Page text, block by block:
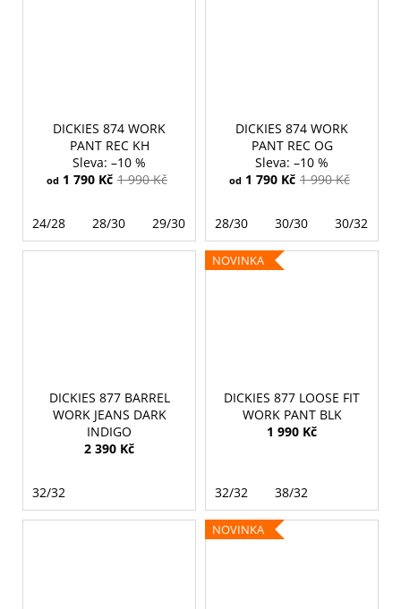
DICKIES 874 WORK
PANT REC KH
–10 %
od 1 790 Kč 1 990 Kč
24/28 28/30 29/30 30/30 30/32 31/32
DICKIES 874 WORK
PANT REC OG
–10 %
od 1 790 Kč 1 990 Kč
28/30 30/30 30/32
DICKIES 877 BARREL
WORK JEANS DARK
INDIGO
2 390 Kč
32/32
NOVINKA
DICKIES 877 LOOSE FIT
WORK PANT BLK
1 990 Kč
32/32 38/32
NOVINKA